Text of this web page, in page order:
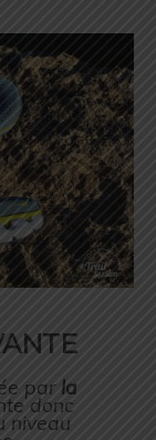
par la
donc
niveau